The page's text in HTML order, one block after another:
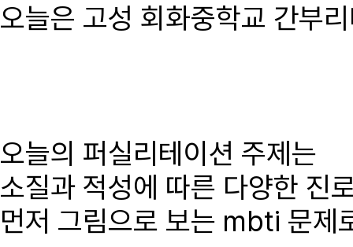
오늘은 고성 회화중학교 간부
오늘의 퍼실리테이션 주제는
소질과 적성에 따른 다양한 진
먼저 그림으로 보는 mbti 문제